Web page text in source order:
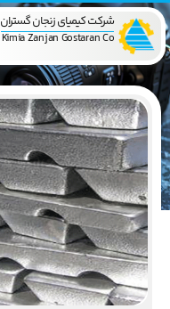
شرکت کیمیای زنجان گستران
Kimia Zanjan Gostaran Co